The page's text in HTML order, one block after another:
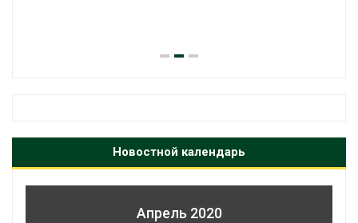
Новостной календарь
Апрель 2020